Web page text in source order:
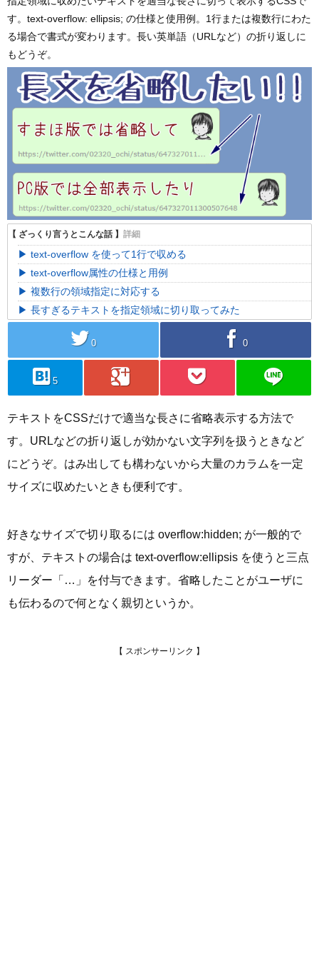
す。text-overflow: ellipsis; の仕様と使用例。1行または複数行にわた
る場合で書式が変わります。長い英単語（URLなど）の折り返しに
もどうぞ。
text-overflow を使って1行で収める
text-overflow属性の仕様と用例
複数行の領域指定に対応する
長すぎるテキストを指定領域に切り取ってみた
twitter 0 facebook 0
hatebu 5 googleplus pocket line
テキストをCSSだけで適当な長さに省略表示する方法で
す。URLなどの折り返しが効かない文字列を扱うときなど
にどうぞ。はみ出しても構わないから大量のカラムを一定
サイズに収めたいときも便利です。
好きなサイズで切り取るには overflow:hidden; が一般的で
すが、テキストの場合は text-overflow:ellipsis を使うと三点
リーダー「…」を付与できます。省略したことがユーザに
も伝わるので何となく親切というか。